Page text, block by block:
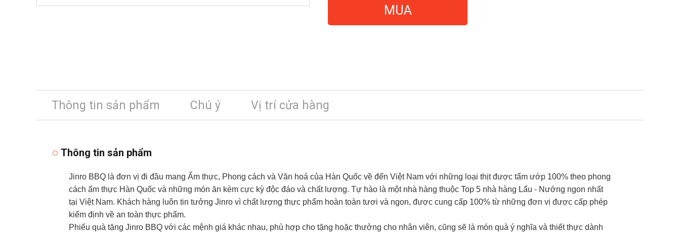
MUA
Thông tin sản phẩm Chú ý Vị trí cửa hàng
Thông tin sản phẩm
Jinro BBQ là đơn vị đi đầu mang Ẩm thực, Phong cách và Văn hoá của Hàn Quốc về đến Việt Nam với những loại thịt được tẩm ướp 100% theo phong
cách ẩm thực Hàn Quốc và những món ăn kèm cực kỳ độc đáo và chất lượng. Tự hào là một nhà hàng thuộc Top 5 nhà hàng Lẩu - Nướng ngon nhất
tại Việt Nam. Khách hàng luôn tin tưởng Jinro vì chất lượng thực phẩm hoàn toàn tươi và ngon, được cung cấp 100% từ những đơn vị được cấp phép
kiểm định về an toàn thực phẩm.
Phiếu quà tặng Jinro BBQ với các mệnh giá khác nhau, phù hợp cho tặng hoặc thưởng cho nhân viên, cũng sẽ là món quà ý nghĩa và thiết thực dành